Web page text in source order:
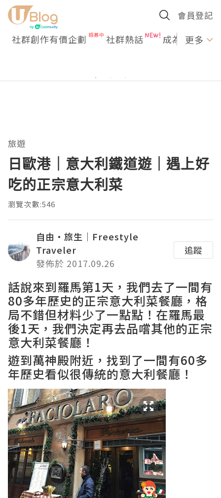
會員登記
社群創作有價企劃 社群熱話 成為U更多
旅遊
日歐港｜意大利鐵道遊｜遇上好
吃的正宗意大利菜
瀏覽次數:546
自由・旅生｜Freestyle
Traveler
發佈於 2017.09.26
追蹤
話說來到羅馬第1天，我們去了一間有
80多年歷史的正宗意大利菜餐廳 ，格
局不錯但材料少了一點點！在羅馬最
後1天，我們決定再去品嚐其他的正宗
意大利菜餐廳！
遊到萬神殿附近，找到了一間有60多
年歷史看似很傳統的意大利餐廳！